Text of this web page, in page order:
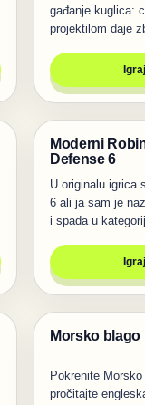
gađanje kuglica:
projektilom daje
Igre
Moderni
Defense 6
U originalu igrica
6 ali ja sam je
i spada u
Igre
Morsko blago
Pokrenite
pročitajte